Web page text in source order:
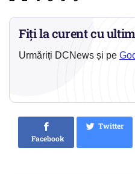
Fiți la curent cu
Urmăriți DCNews și pe
Facebook
Twitter